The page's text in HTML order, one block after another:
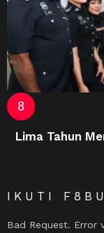
Lima Tahun
IKUTI
Bad Request. Error